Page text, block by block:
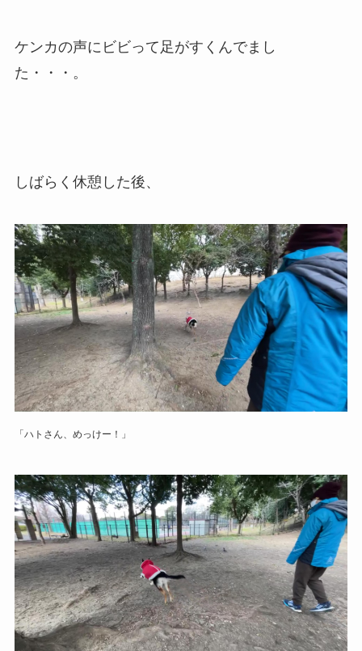
ケンカの声にビビって足がすくんでまし
た・・・。
しばらく休憩した後、
「ハトさん、めっけー！」